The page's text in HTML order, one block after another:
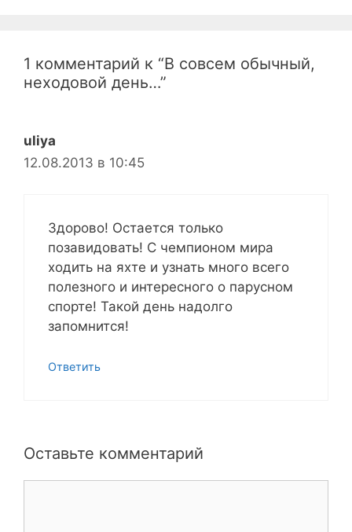
1 комментарий к “В совсем обычный,
неходовой день…”
uliya
12.08.2013 в 10:45
Здорово! Остается только
позавидовать! С чемпионом мира
ходить на яхте и узнать много всего
полезного и интересного о парусном
спорте! Такой день надолго
запомнится!
Ответить
Оставьте комментарий